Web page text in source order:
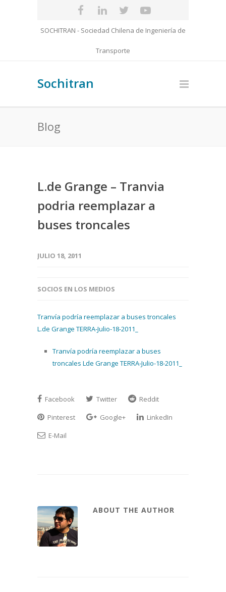
SOCHITRAN - Sociedad Chilena de Ingeniería de
Transporte
Sochitran
Blog
L.de Grange – Tranvia
podria reemplazar a
buses troncales
JULIO 18, 2011
SOCIOS EN LOS MEDIOS
Tranvía podría reemplazar a buses troncales
L.de Grange TERRA-Julio-18-2011_
Tranvía podría reemplazar a buses
troncales Lde Grange TERRA-Julio-18-2011_
Facebook Twitter
Reddit
Pinterest
Google+
LinkedIn
E-Mail
ABOUT THE AUTHOR